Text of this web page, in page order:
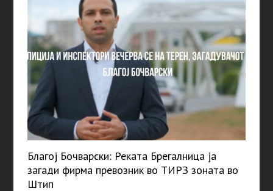
Благој Бочварски: Реката Брегалница ја
загади фирма превозник во ТИРЗ зоната во
Штип